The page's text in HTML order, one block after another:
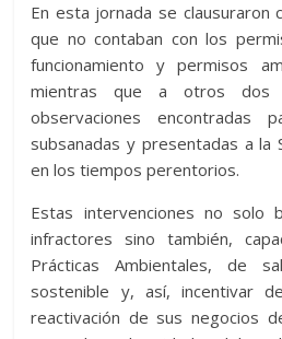
En esta jornada se clausuraron
que no contaban con los
funcionamiento y permisos
mientras que a otros
observaciones encontradas
subsanadas y presentadas a la
en los tiempos perentorios.
Estas intervenciones no solo
infractores sino también,
Prácticas Ambientales, de
sostenible y, así, incentivar
reactivación de sus negocios